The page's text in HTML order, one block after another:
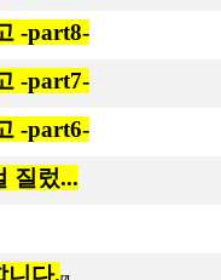
-part8-
-part7-
-part6-
질렀...
니다.